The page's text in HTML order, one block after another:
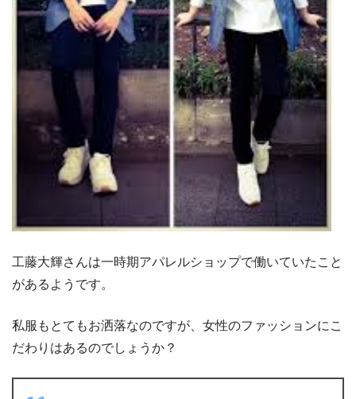
工藤大輝さんは一時期アパレルショップで働いていたこと
があるようです。
私服もとてもお洒落なのですが、女性のファッションにこ
だわりはあるのでしょうか？